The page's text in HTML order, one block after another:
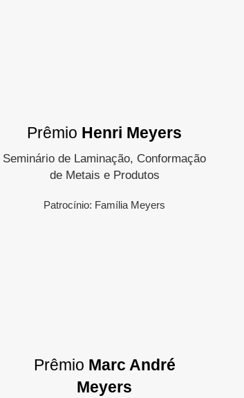
Prêmio Henri Meyers
Seminário de Laminação, Conformação
de Metais e Produtos
Patrocínio: Família Meyers
Prêmio Marc André
Meyers